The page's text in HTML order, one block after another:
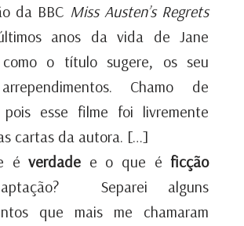
da BBC Miss Austen’s Regrets
anos da vida de Jane
o título sugere, os seu
Chamo de
pois esse filme foi livremente
cartas da autora. […]
éverdade e o que éficção
Separei alguns
que mais me chamaram